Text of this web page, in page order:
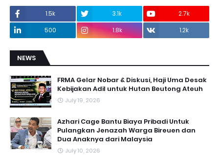
1.5k 3.1k
2.7k
500
1.8k 1.2k
NEWS
FRMA Gelar Nobar & Diskusi, Haji Uma Desak
Kebijakan Adil untuk Hutan Beutong Ateuh
July 19, 2026
Azhari Cage Bantu Biaya Pribadi Untuk
Pulangkan Jenazah Warga Bireuen dan
Dua Anaknya dari Malaysia
July 10, 2026